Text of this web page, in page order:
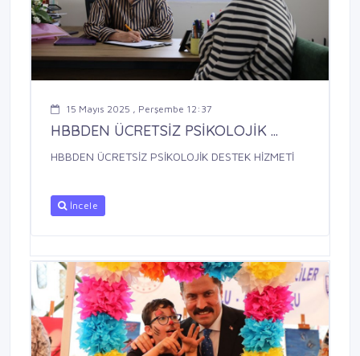
15 Mayıs 2025 , Perşembe 12:37
HBBDEN ÜCRETSİZ PSİKOLOJİK ...
HBBDEN ÜCRETSİZ PSİKOLOJİK DESTEK HİZMETİ
İncele